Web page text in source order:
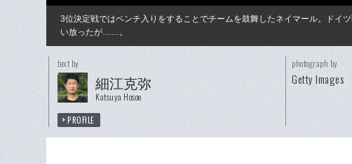
3位決定戦ではベンチ入りをすることでチームを鼓舞したネイマール。ドイ
い放ったが……。
text by
細江克弥
Katsuya Hosoe
PROFILE
photograph by
Getty Images